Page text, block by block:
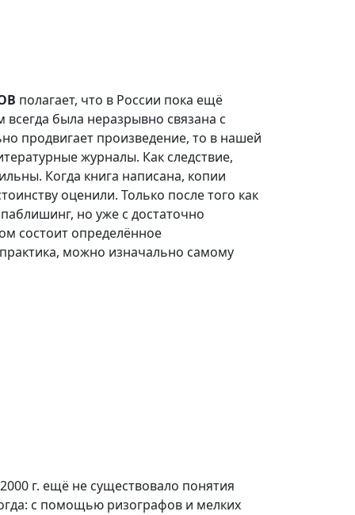
полагает, что в России пока ещё
была неразрывно связана с
продвигает произведение, то в нашей
журналы. Как следствие,
Когда книга написана, копии
оценили. Только после того как
но уже с достаточно
состоит определённое
можно изначально самому
г. ещё не существовало понятия
с помощью ризографов и мелких